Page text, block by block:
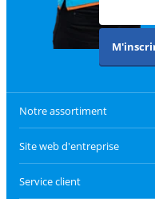
Notre assortiment
Site web d'entreprise
Service client